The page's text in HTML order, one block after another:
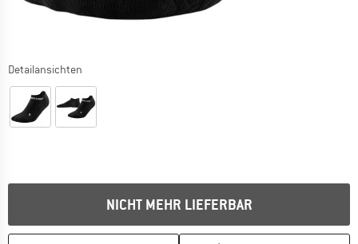
Detailansichten
NICHT MEHR LIEFERBAR